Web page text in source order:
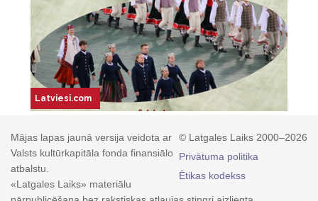
© Latgales Laiks 2000–2026
Privātuma politika
Ētikas kodekss
Mājas lapas jaunā versija veidota ar
Valsts kultūrkapitāla fonda finansiālo
atbalstu.
«Latgales Laiks» materiālu